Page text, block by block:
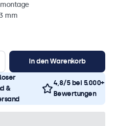
mm
In den Warenkorb
&
4,8/5 bei 5.000+
Bewertungen